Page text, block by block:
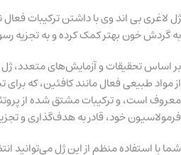
ژل لاغری بی اند وی با داشتن ترکیبات
به گردش خون بهتر کمک کرده و به تجزیه
بر اساس تحقیقات و آزمایش‌های متعدد،
از مواد طبیعی فعال مانند کافئین، که
معروف است، و ترکیبات مشتق شده از
فرمولاسیون خود، قادر به هدف‌گذاری و
شما با استفاده منظم از این ژل می‌توانید